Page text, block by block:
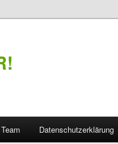
Team Datenschutzerklärung